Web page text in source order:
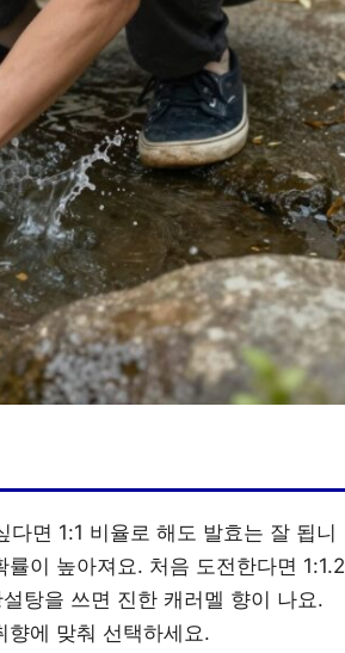
면 1:1 비율로 해도 발효는 잘 됩니
이 높아져요. 처음 도전한다면 1:1.2
탕을 쓰면 진한 캐러멜 향이 나요.
에 맞춰 선택하세요.